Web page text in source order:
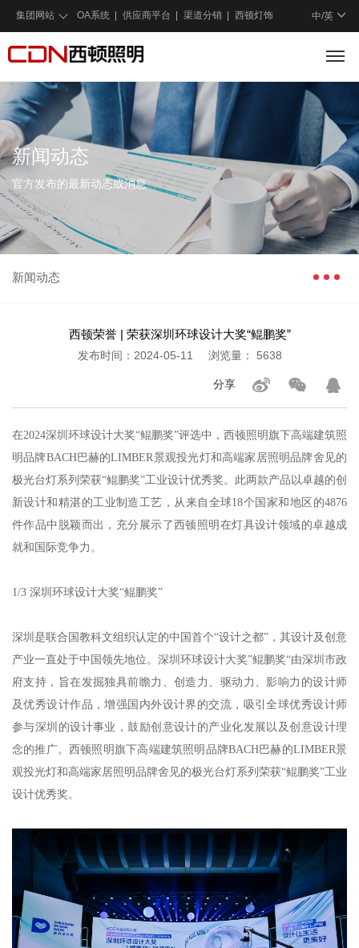
中/英
集团网站 OA系统 供应商平台 渠道分销 西顿灯饰
新闻动态
官方发布的最新动态或消息
新闻动态
西顿荣誉 | 荣获深圳环球设计大奖“鲲鹏奖”
发布时间：2024-05-11 浏览量： 5638
分享
在2024深圳环球设计大奖“鲲鹏奖”评选中，西顿照明旗下高端建筑照
明品牌BACH巴赫的LIMBER景观投光灯和高端家居照明品牌舍见的
极光台灯系列荣获“鲲鹏奖”工业设计优秀奖。此两款产品以卓越的创
新设计和精湛的工业制造工艺，从来自全球18个国家和地区的4876
件作品中脱颖而出，充分展示了西顿照明在灯具设计领域的卓越成
就和国际竞争力。
1/3 深圳环球设计大奖“鲲鹏奖”
深圳是联合国教科文组织认定的中国首个“设计之都”，其设计及创意
产业一直处于中国领先地位。深圳环球设计大奖”鲲鹏奖“由深圳市政
府支持，旨在发掘独具前瞻力、创造力、驱动力、影响力的设计师
及优秀设计作品，增强国内外设计界的交流，吸引全球优秀设计师
参与深圳的设计事业，鼓励创意设计的产业化发展以及创意设计理
念的推广。西顿照明旗下高端建筑照明品牌BACH巴赫的LIMBER景
观投光灯和高端家居照明品牌舍见的极光台灯系列荣获“鲲鹏奖”工业
设计优秀奖。